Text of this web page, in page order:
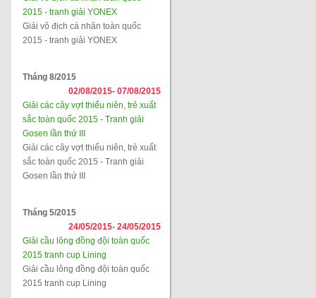
2015 - tranh giải YONEX
Giải vô địch cá nhân toàn quốc
2015 - tranh giải YONEX
Tháng 8/2015
02/08/2015- 07/08/2015
Giải các cây vợt thiếu niên, trẻ xuất
sắc toàn quốc 2015 - Tranh giải
Gosen lần thứ III
Giải các cây vợt thiếu niên, trẻ xuất
sắc toàn quốc 2015 - Tranh giải
Gosen lần thứ III
Tháng 5/2015
24/05/2015- 24/05/2015
Giải cầu lông đồng đội toàn quốc
2015 tranh cup Lining
Giải cầu lông đồng đội toàn quốc
2015 tranh cup Lining